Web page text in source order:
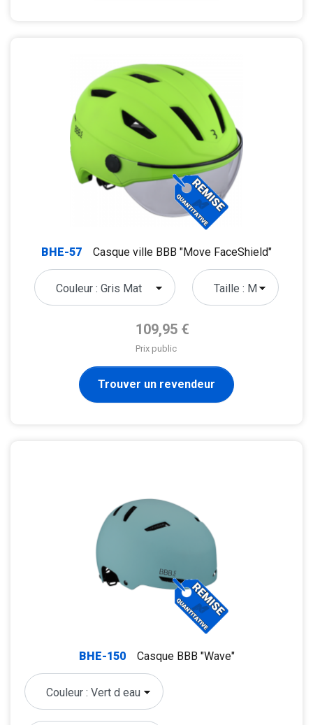
BHE-57 Casque ville BBB "Move FaceShield"
Prix de base
109,95 €
Prix public
Trouver un revendeur
BHE-150 Casque BBB "Wave"